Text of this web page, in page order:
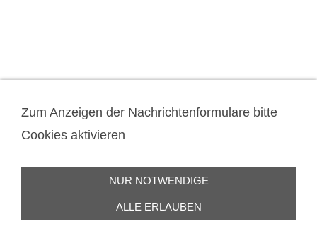
Zum Anzeigen der Nachrichtenformulare bitte
Cookies aktivieren
NUR NOTWENDIGE
ALLE ERLAUBEN